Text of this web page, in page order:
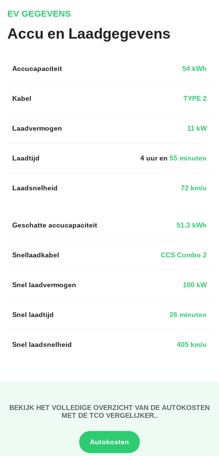
EV GEGEVENS
Accu en Laadgegevens
Accucapaciteit 54 kWh
Kabel TYPE 2
Laadvermogen 11 kW
Laadtijd 4 uur en 55 minuten
Laadsnelheid 72 km/u
51.3 kWh
Geschatte accucapaciteit
Snellaadkabel CCS Combo 2
Snel laadvermogen 100 kW
Snel laadtijd 26 minuten
Snel laadsnelheid 405 km/u
BEKIJK HET VOLLEDIGE OVERZICHT VAN DE AUTOKOSTEN
MET DE TCO VERGELIJKER..
Autokosten